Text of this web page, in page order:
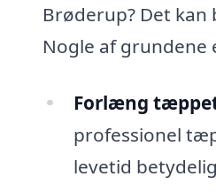
Brøderup? Det
Nogle af grundene
Forlæng
professionel
levetid